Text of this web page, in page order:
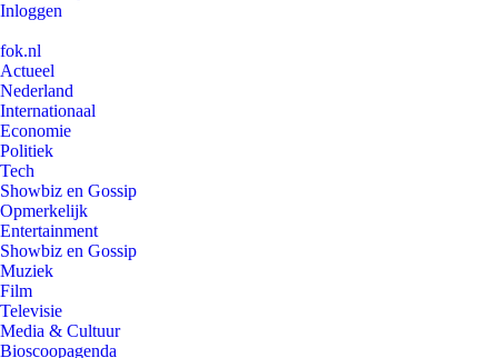
Inloggen
fok.nl
Actueel
Nederland
Internationaal
Economie
Politiek
Tech
Showbiz en Gossip
Opmerkelijk
Entertainment
Showbiz en Gossip
Muziek
Film
Televisie
Media & Cultuur
Bioscoopagenda